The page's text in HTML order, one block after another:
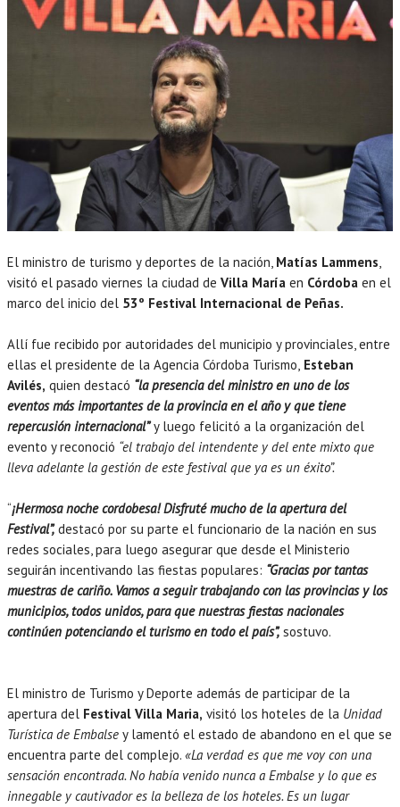
El ministro de turismo y deportes de la nación, Matías Lammens
visitó el pasado viernes la ciudad de Villa María en Córdoba en el
marco del inicio del 53º Festival Internacional de Peñas.
Allí fue recibido por autoridades del municipio y provinciales, entre
ellas el presidente de la Agencia Córdoba Turismo, Esteban
Avilés, quien destacó “la presencia del ministro en uno de los
eventos más importantes de la provincia en el año y que tiene
repercusión internacional” y luego felicitó a la organización del
evento y reconoció “el trabajo del intendente y del ente mixto que
lleva adelante la gestión de este festival que ya es un éxito”.
“¡Hermosa noche cordobesa! Disfruté mucho de la apertura del
Festival”,destacó por su parte el funcionario de la nación en sus
redes sociales, para luego asegurar que desde el Ministerio
seguirán incentivando las fiestas populares: “Gracias por tantas
muestras de cariño. Vamos a seguir trabajando con las provincias y los
municipios, todos unidos, para que nuestras fiestas nacionales
continúen potenciando el turismo en todo el país”,sostuvo.
El ministro de Turismo y Deporte además de participar de la
apertura del Festival Villa Maria, visitó los hoteles de la Unidad
Turística de Embalse y lamentó el estado de abandono en el que se
encuentra parte del complejo. «La verdad es que me voy con una
sensación encontrada. No había venido nunca a Embalse y lo que es
innegable y cautivador es la belleza de los hoteles. Es un lugar